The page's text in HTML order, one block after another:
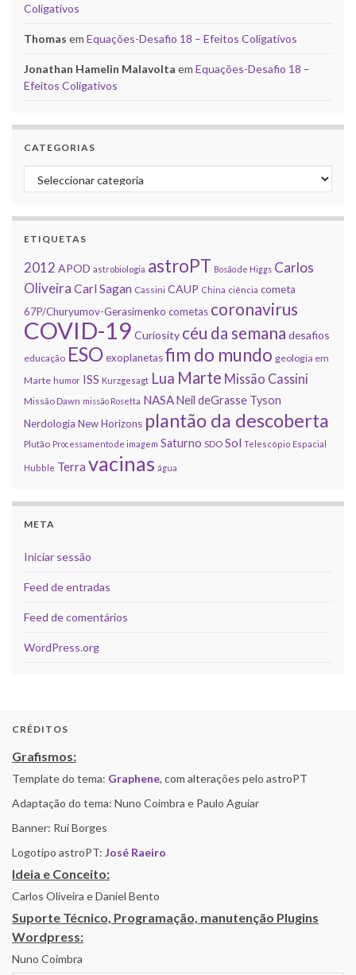
Coligativos
Thomas em Equações-Desafio 18 – Efeitos Coligativos
Jonathan Hamelin Malavolta em Equações-Desafio 18 –
Efeitos Coligativos
CATEGORIAS
Categorias
ETIQUETAS
2012 APOD astrobiologia astroPT Bosão de Higgs Carlos
Oliveira Carl Sagan Cassini CAUP China ciência cometa
67P/Churyumov-Gerasimenko cometas coronavirus
COVID-19 Curiosity céu da semana desafios
educação ESOexoplanetasfim do mundo geologia em
Marte humor ISS Kurzgesagt Lua Marte Missão Cassini
Missão Dawn missão Rosetta NASANeil deGrasse Tyson
Nerdologia New Horizons plantão da descoberta
Plutão Processamento de imagem Saturno SDO Sol Telescópio Espacial
Hubble Terra vacinas água
META
Iniciar sessão
Feed de entradas
Feed de comentários
WordPress.org
CRÉDITOS
Grafismos:
Template do tema: Graphene, com alterações pelo astroPT
Adaptação do tema: Nuno Coimbra e Paulo Aguiar
Banner: Rui Borges
Logotipo astroPT: José Raeiro
Ideia e Conceito:
Carlos Oliveira e Daniel Bento
Suporte Técnico, Programação, manutenção Plugins
Wordpress:
Nuno Coimbra